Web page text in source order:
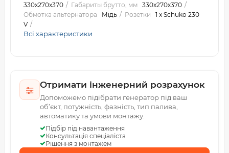
330х270х370
Габариты брутто, мм 330х270х370
Обмотка альтернатора
Мідь Розетки
1 x Schuko 230
V
Всі характеристики
Отримати інженерний розрахунок
Допоможемо підібрати генератор під ваш
об’єкт, потужність, фазність, тип палива,
автоматику та умови монтажу.
Підбір під навантаження
Консультація спеціаліста
Рішення з монтажем